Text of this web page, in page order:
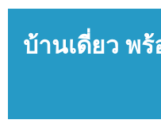
บ้านเดี่ยว พ